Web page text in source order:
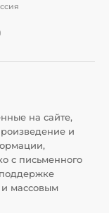
на сайте,
и
с письменного
и массовым